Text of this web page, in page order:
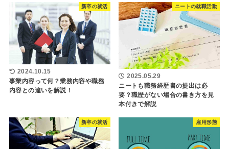
新卒の就活
2024.10.15
事業内容って何？業務内容や職務
内容との違いを解説！
ニートの就職活動
2025.05.29
ニートも職務経歴書の提出は必
要？職歴がない場合の書き方を見
本付きで解説
新卒の就活 雇用形態